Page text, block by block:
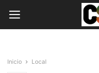
Inicio Local